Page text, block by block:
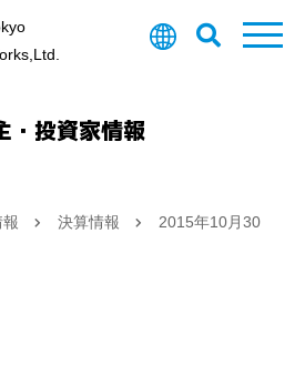
・投資家情報
決算情報
2015年10月30